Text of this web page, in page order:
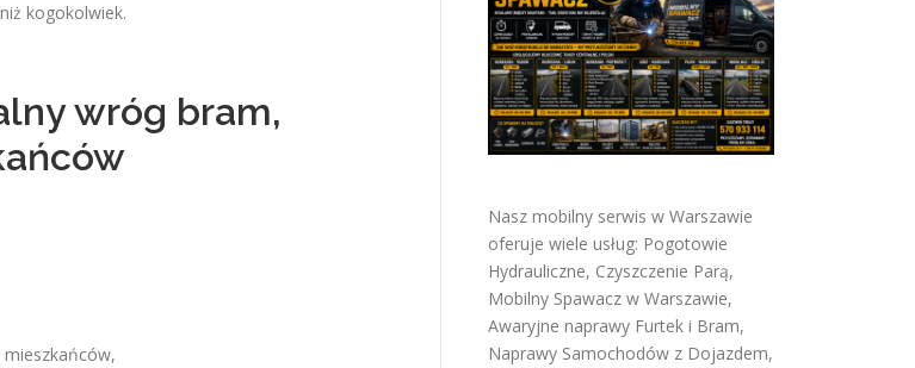
kogokolwiek.
wróg bram,
Nasz mobilny serwis w Warszawie
oferuje wiele usług: Pogotowie
Hydrauliczne, Czyszczenie Parą,
Mobilny Spawacz w Warszawie,
Awaryjne naprawy Furtek i Bram,
Naprawy Samochodów z Dojazdem,